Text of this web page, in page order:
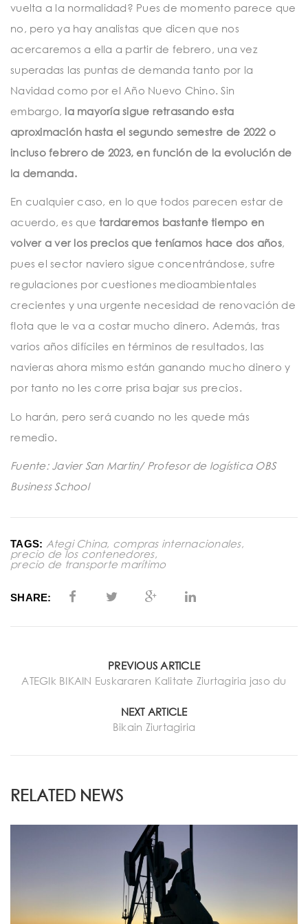
vuelta a la normalidad? Pues de momento parece que
no, pero ya hay analistas que dicen que nos
acercaremos a ella a partir de febrero, una vez
superadas las puntas de demanda tanto por la
Navidad como por el Año Nuevo Chino. Sin
embargo, la mayoría sigue retrasando esta
aproximación hasta el segundo semestre de 2022 o
incluso febrero de 2023, en función de la evolución de
la demanda.
En cualquier caso, en lo que todos parecen estar de
acuerdo, es que tardaremos bastante tiempo en
volver a ver los precios que teníamos hace dos años,
pues el sector naviero sigue concentrándose, sufre
regulaciones por cuestiones medioambientales
crecientes y una urgente necesidad de renovación de
flota que le va a costar mucho dinero. Además, tras
varios años difíciles en términos de resultados, las
navieras ahora mismo están ganando mucho dinero y
por tanto no les corre prisa bajar sus precios.
Lo harán, pero será cuando no les quede más
remedio.
Fuente: Javier San Martin/ Profesor de logística OBS
Business School
TAGS: Ategi China, compras internacionales,
precio de los contenedores,
precio de transporte marítimo
SHARE:
PREVIOUS ARTICLE
ATEGIk BIKAIN Euskararen Kalitate Ziurtagiria jaso du
NEXT ARTICLE
Bikain Ziurtagiria
RELATED NEWS